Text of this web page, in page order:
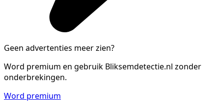
Geen advertenties meer zien?
Word premium en gebruik Bliksemdetectie.nl zonder
onderbrekingen.
Word premium